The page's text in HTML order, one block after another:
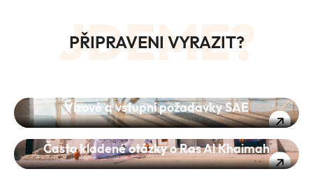
JDEME?
PŘIPRAVENI VYRAZIT?
Vízové a vstupní požadavky SAE
Často kladené otázky o Ras Al Khaimah